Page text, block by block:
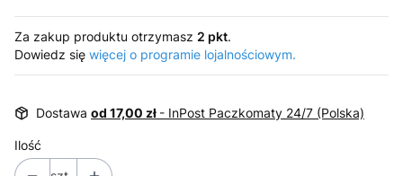
Za zakup produktu otrzymasz 2 pkt.
Dowiedz się więcej o programie lojalnościowym.
Dostawa od 17,00 zł - InPost Paczkomaty 24/7 (Polska)
Ilość